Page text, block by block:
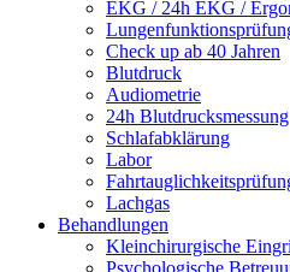
EKG / 24h EKG /
Check up ab 40 Jahren
Blutdruck
Audiometrie
24h Blutdrucksmessung
Schlafabklärung
Labor
Lachgas
Behandlungen
Kleinchirurgische
Psychologische